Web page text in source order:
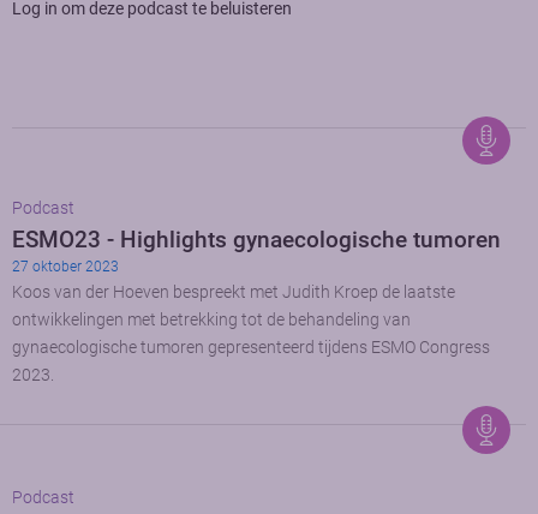
Log in om deze podcast te beluisteren
Podcast
ESMO23 - Highlights gynaecologische tumoren
27 oktober 2023
Koos van der Hoeven bespreekt met Judith Kroep de laatste
ontwikkelingen met betrekking tot de behandeling van
gynaecologische tumoren gepresenteerd tijdens ESMO Congress
2023.
Podcast